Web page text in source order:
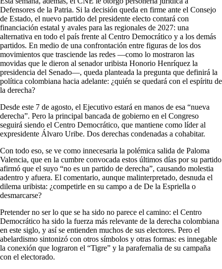
Defensores de la Patria. Si la decisión queda en firme ante el Consejo
de Estado, el nuevo partido del presidente electo contará con
financiación estatal y avales para las regionales de 2027: una
alternativa en todo el país frente al Centro Democrático y a los demás
partidos. En medio de una confrontación entre figuras de los dos
movimientos que trasciende las redes —como lo mostraron las
movidas que le dieron al senador uribista Honorio Henríquez la
presidencia del Senado—, queda planteada la pregunta que definirá la
política colombiana hacia adelante: ¿quién se quedará con el espíritu de
la derecha?
Desde este 7 de agosto, el Ejecutivo estará en manos de esa “nueva
derecha”. Pero la principal bancada de gobierno en el Congreso
seguirá siendo el Centro Democrático, que mantiene como líder al
expresidente Álvaro Uribe. Dos derechas condenadas a cohabitar.
Con todo eso, se ve como innecesaria la polémica salida de Paloma
Valencia, que en la cumbre convocada estos últimos días por su partido
afirmó que el suyo “no es un partido de derecha”, causando molestia
adentro y afuera. El comentario, aunque malinterpretado, desnuda el
dilema uribista: ¿competirle en su campo a de De la Espriella o
desmarcarse?
Pretender no ser lo que se ha sido no parece el camino: el Centro
Democrático ha sido la fuerza más relevante de la derecha colombiana
en este siglo, y así se entienden muchos de sus electores. Pero el
abelardismo sintonizó con otros símbolos y otras formas: es innegable
la conexión que lograron el “Tigre” y la parafernalia de su campaña
con el electorado.